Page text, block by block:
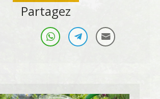
Partagez